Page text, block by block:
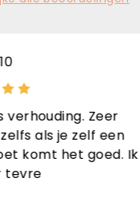
Ik
Rene